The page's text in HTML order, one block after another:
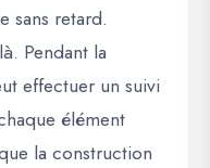
sans retard.
Pendant la
effectuer un suivi
élément
la construction